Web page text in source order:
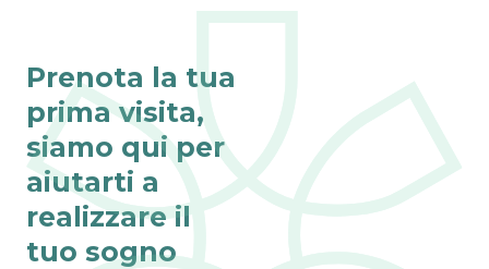
Prenota la tua
prima visita,
siamo qui per
aiutarti a
realizzare il
tuo sogno